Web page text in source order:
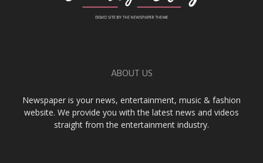
ABOUT US
Newspaper is your news, entertainment, music & fashion
website. We provide you with the latest news and videos
straight from the entertainment industry.